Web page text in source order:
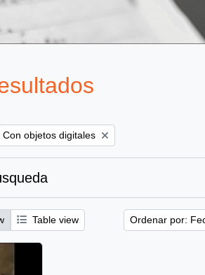
Remove filter:
Con objetos digitales
Table view Ordenar por: